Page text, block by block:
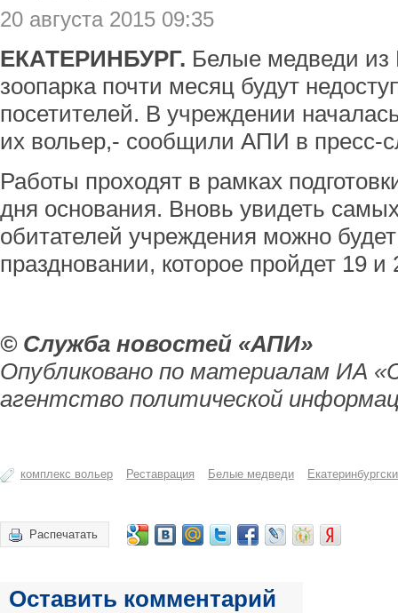
20 августа 2015 09:35
ЕКАТЕРИНБУРГ. Белые медведи из
зоопарка почти месяц будут
посетителей. В учреждении
их вольер,- сообщили АПИ в пресс-
Работы проходят в рамках
дня основания. Вновь увидеть
обитателей учреждения можно
праздновании, которое пройдет 19 и
© Служба новостей «АПИ»
Опубликовано по материалам ИА
агентство политической
комплекс вольер Реставрация Белые медведи
Распечатать
Оставить комментарий